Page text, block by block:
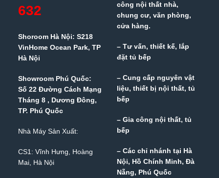
632
Shoroom Hà Nội: S218
VinHome Ocean Park, TP
Hà Nội
Showroom Phú Quốc:
Số 22 Đường Cách Mạng
Tháng 8 , Dương Đông,
TP. Phú Quốc
Nhà Máy Sản Xuất:
CS1: Vĩnh Hưng, Hoàng
Mai, Hà Nội
công nội thất nhà,
chung cư, văn phòng,
cửa hàng.
– Tư vấn, thiết kế, lắp
đặt tủ bếp
– Cung cấp nguyên vật
liệu, thiết bị nội thất, tủ
bếp
– Gia công nội thất, tủ
bếp
– Các chỉ nhánh tại Hà
Nội, Hồ Chính Minh, Đà
Nẵng, Phú Quốc